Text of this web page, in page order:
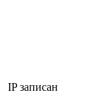
IP записан